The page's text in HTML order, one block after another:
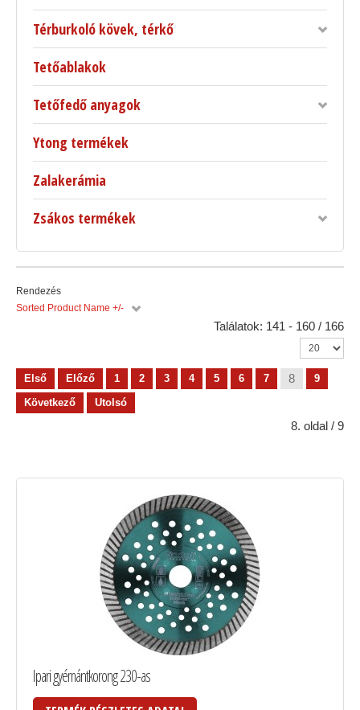
Térburkoló kövek, térkő
Tetőablakok
Tetőfedő anyagok
Ytong termékek
Zalakerámia
Zsákos termékek
Rendezés
Sorted Product Name +/-
Találatok: 141 - 160 / 166
Első Előző 1 2 3 4 5 6 7 8
9
Következő
Utolsó
8. oldal / 9
Ipari gyémántkorong 230-as